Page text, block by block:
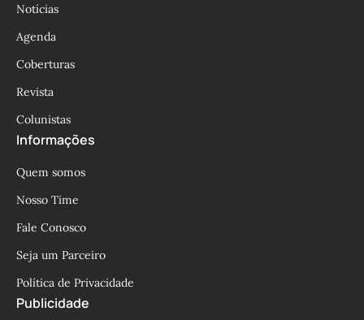
Notícias
Agenda
Coberturas
Revista
Colunistas
Informações
Quem somos
Nosso Time
Fale Conosco
Seja um Parceiro
Política de Privacidade
Publicidade